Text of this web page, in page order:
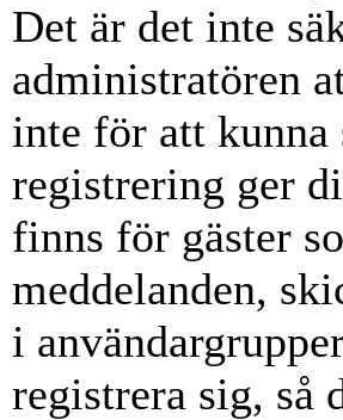
Det är det inte
administratören
inte för att
registrering ger
finns för gäster
meddelanden,
i
registrera sig, så